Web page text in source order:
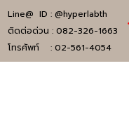
Line@ ID : @hyperlabth
ติดต่อด่วน : 082-326-1663
โทรศัพท์ : 02-561-4054